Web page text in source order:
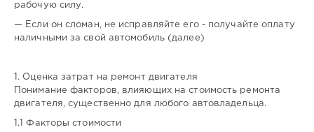
рабочую силу.
— Если он сломан, не исправляйте его - получайте оплату
наличными за свой автомобиль (далее)
1. Оценка затрат на ремонт двигателя
Понимание факторов, влияющих на стоимость ремонта
двигателя, существенно для любого автовладельца.
1.1 Факторы стоимости